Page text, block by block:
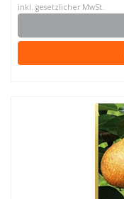
inkl. gesetzlicher MwSt.